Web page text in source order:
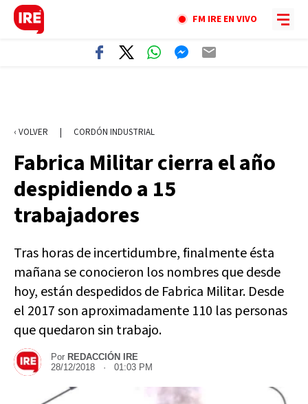
FM IRE EN VIVO
‹ VOLVER | CORDÓN INDUSTRIAL
Fabrica Militar cierra el año
despidiendo a 15
trabajadores
Tras horas de incertidumbre, finalmente ésta
mañana se conocieron los nombres que desde
hoy, están despedidos de Fabrica Militar. Desde
el 2017 son aproximadamente 110 las personas
que quedaron sin trabajo.
Por REDACCIÓN IRE
28/12/2018 · 01:03 PM